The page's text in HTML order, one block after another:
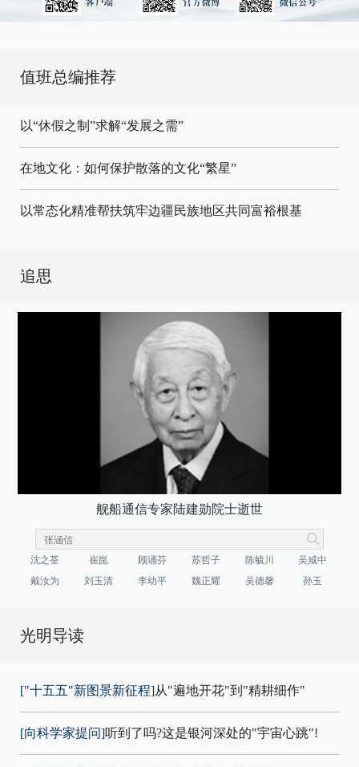
值班总编推荐
以“休假之制”求解“发展之需”
在地文化：如何保护散落的文化“繁星”
以常态化精准帮扶筑牢边疆民族地区共同富裕根基
追思
舰船通信专家陆建勋院士逝世
沈之荃 崔崑 顾诵芬 苏哲子 陈毓川
吴咸中
戴汝为
刘玉清 李幼平 魏正耀 吴德馨 孙玉
光明导读
["十五五"新图景新征程]从"遍地开花"到"精耕细作"
[向科学家提问]听到了吗?这是银河深处的"宇宙心跳"!